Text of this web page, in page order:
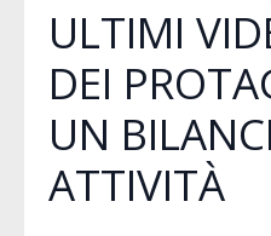
ULTIMI
DEI
UN
ATTIVITÀ